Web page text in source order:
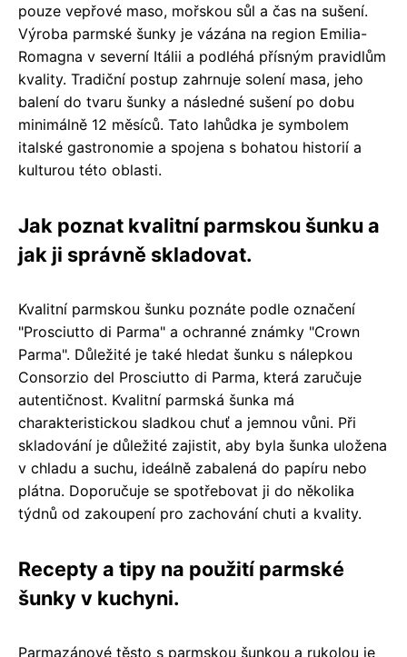
pouze vepřové maso, mořskou sůl a čas na sušení.
Výroba parmské šunky je vázána na region Emilia-
Romagna v severní Itálii a podléhá přísným pravidlům
kvality. Tradiční postup zahrnuje solení masa, jeho
balení do tvaru šunky a následné sušení po dobu
minimálně 12 měsíců. Tato lahůdka je symbolem
italské gastronomie a spojena s bohatou historií a
kulturou této oblasti.
Jak poznat kvalitní parmskou šunku a
jak ji správně skladovat.
Kvalitní parmskou šunku poznáte podle označení
"Prosciutto di Parma" a ochranné známky "Crown
Parma". Důležité je také hledat šunku s nálepkou
Consorzio del Prosciutto di Parma, která zaručuje
autentičnost. Kvalitní parmská šunka má
charakteristickou sladkou chuť a jemnou vůni. Při
skladování je důležité zajistit, aby byla šunka uložena
v chladu a suchu, ideálně zabalená do papíru nebo
plátna. Doporučuje se spotřebovat ji do několika
týdnů od zakoupení pro zachování chuti a kvality.
Recepty a tipy na použití parmské
šunky v kuchyni.
Parmazánové těsto s parmskou šunkou a rukolou je